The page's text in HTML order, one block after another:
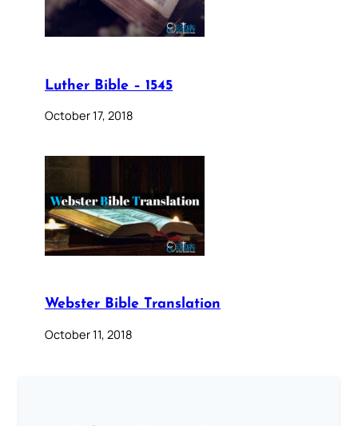
Luther Bible – 1545
October 17, 2018
Webster Bible Translation
October 11, 2018